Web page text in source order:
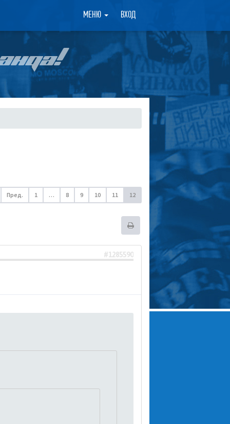
МЕНЮ ВХОД ×
Пред. 1 … 8 9 10 11 12
#1285590